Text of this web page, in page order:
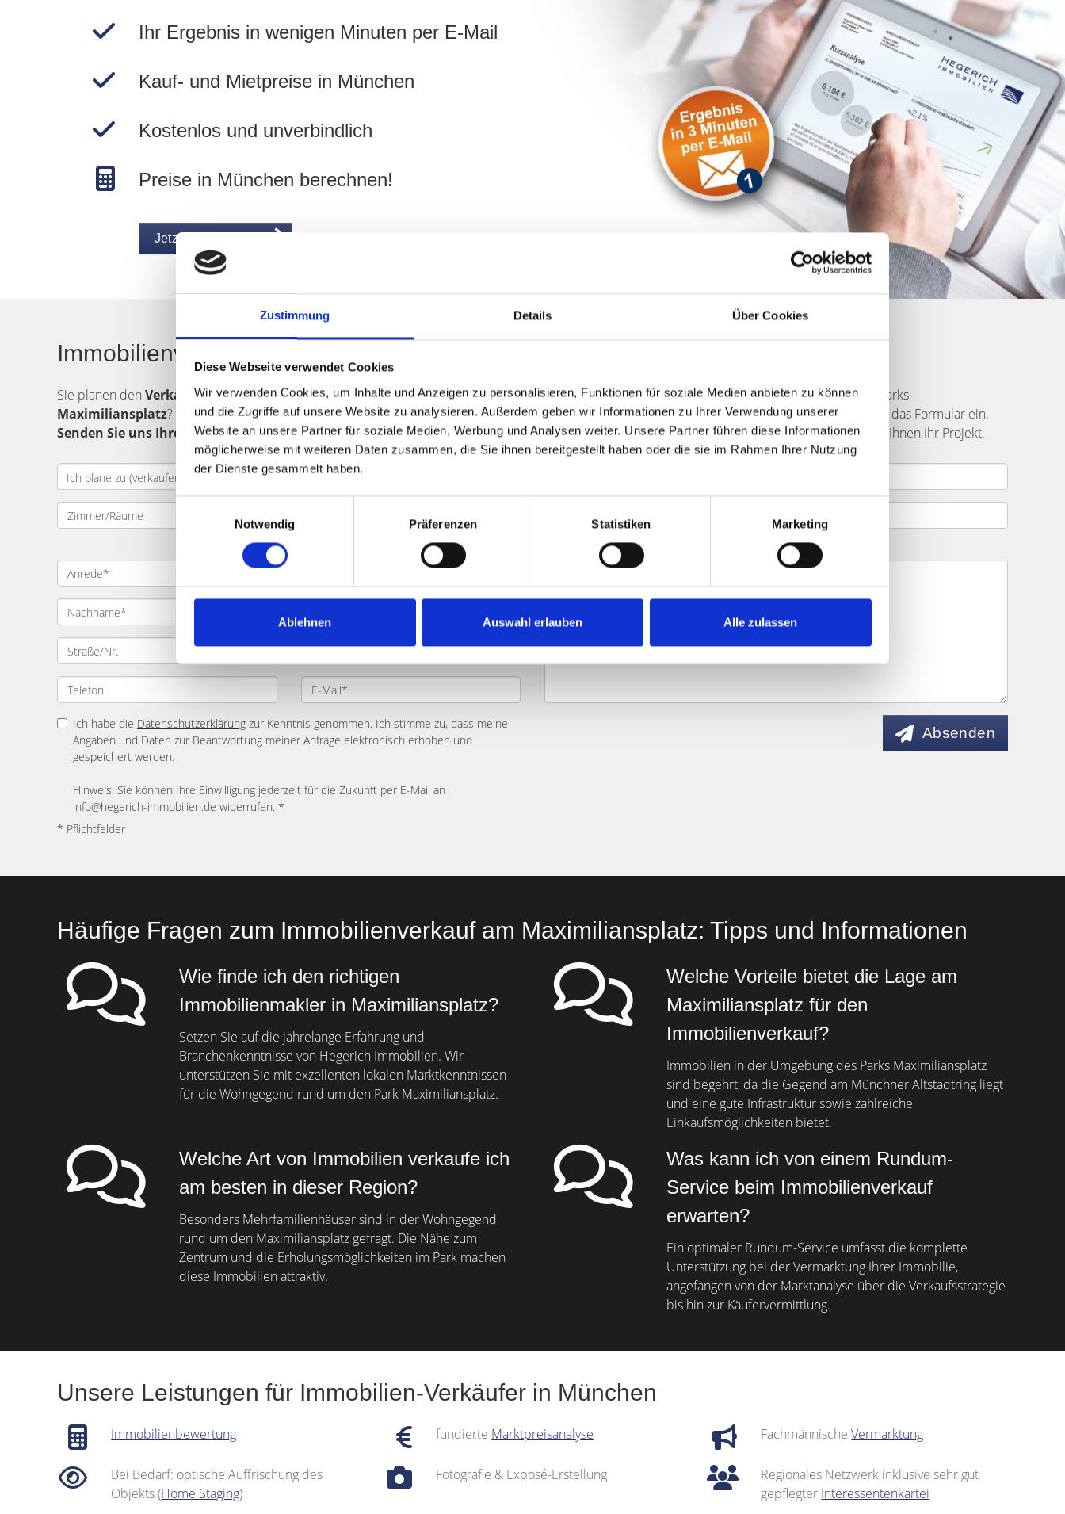
Zustimmung Details Über Cookies
Diese Webseite verwendet Cookies
Wir verwenden Cookies, um Inhalte und Anzeigen zu personalisieren, Funktionen für soziale Medien anbieten zu können
und die Zugriffe auf unsere Website zu analysieren. Außerdem geben wir Informationen zu Ihrer Verwendung unserer
Website an unsere Partner für soziale Medien, Werbung und Analysen weiter. Unsere Partner führen diese Informationen
möglicherweise mit weiteren Daten zusammen, die Sie ihnen bereitgestellt haben oder die sie im Rahmen Ihrer Nutzung
der Dienste gesammelt haben.
Einwilligungsauswahl
Notwendig
Präferenzen Statistiken Marketing
Ablehnen Auswahl erlauben Alle zulassen
Ihr Ergebnis in wenigen Minuten per E-Mail
Kauf- und Mietpreise in München
Kostenlos und unverbindlich
Preise in München berechnen!
Jetzt Wert ermitteln
Immobilienverkauf in München Maximiliansplatz und Umland: Käufer finden
Sie planen den VerkaufeinerImmobilieinMünchenund möchten dabei Zeit und Geld sparen? Ihr Objekt befindet sich in der Umgebung des Parks
Maximiliansplatz? Das Team von Hegerich Immobilien unterstützt Sie gern umfangreich. Geben Sie bitte die wichtigsten Daten zu Ihrem Objekt in das Formular ein.
Senden Sie uns Ihre Verkaufsanfrage. Unsere Makler für München Maximiliansplatz und Umgebung kontaktieren Sie zügig und besprechen mit Ihnen Ihr Projekt.
Ich habe die Datenschutzerklärung zur Kenntnis genommen. Ich stimme zu, dass meine
Angaben und Daten zur Beantwortung meiner Anfrage elektronisch erhoben und
gespeichert werden.
Hinweis: Sie können Ihre Einwilligung jederzeit für die Zukunft per E-Mail an
info@hegerich-immobilien.de widerrufen. *
* Pflichtfelder
Absenden
Häufige Fragen zum Immobilienverkauf am Maximiliansplatz: Tipps und Informationen
Wie finde ich den richtigen
Immobilienmakler in Maximiliansplatz?
Setzen Sie auf die jahrelange Erfahrung und
Branchenkenntnisse von Hegerich Immobilien. Wir
unterstützen Sie mit exzellenten lokalen Marktkenntnissen
für die Wohngegend rund um den Park Maximiliansplatz.
Welche Vorteile bietet die Lage am
Maximiliansplatz für den
Immobilienverkauf?
Immobilien in der Umgebung des Parks Maximiliansplatz
sind begehrt, da die Gegend am Münchner Altstadtring liegt
und eine gute Infrastruktur sowie zahlreiche
Einkaufsmöglichkeiten bietet.
Welche Art von Immobilien verkaufe ich
am besten in dieser Region?
Besonders Mehrfamilienhäuser sind in der Wohngegend
rund um den Maximiliansplatz gefragt. Die Nähe zum
Zentrum und die Erholungsmöglichkeiten im Park machen
diese Immobilien attraktiv.
Was kann ich von einem Rundum-
Service beim Immobilienverkauf
erwarten?
Ein optimaler Rundum-Service umfasst die komplette
Unterstützung bei der Vermarktung Ihrer Immobilie,
angefangen von der Marktanalyse über die Verkaufsstrategie
bis hin zur Käufervermittlung.
Unsere Leistungen für Immobilien-Verkäufer in München
Immobilienbewertung fundierte Marktpreisanalyse FachmännischeVermarktung
Bei Bedarf: optische Auffrischung des
Objekts (Home Staging)
Fotografie & Exposé-Erstellung
Regionales Netzwerk inklusive sehr gut
gepflegter Interessentenkartei